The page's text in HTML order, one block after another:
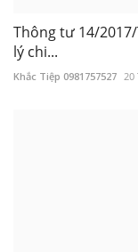
Thông tư 14/
lý chi...
Khắc Tiệp 0981757527 20